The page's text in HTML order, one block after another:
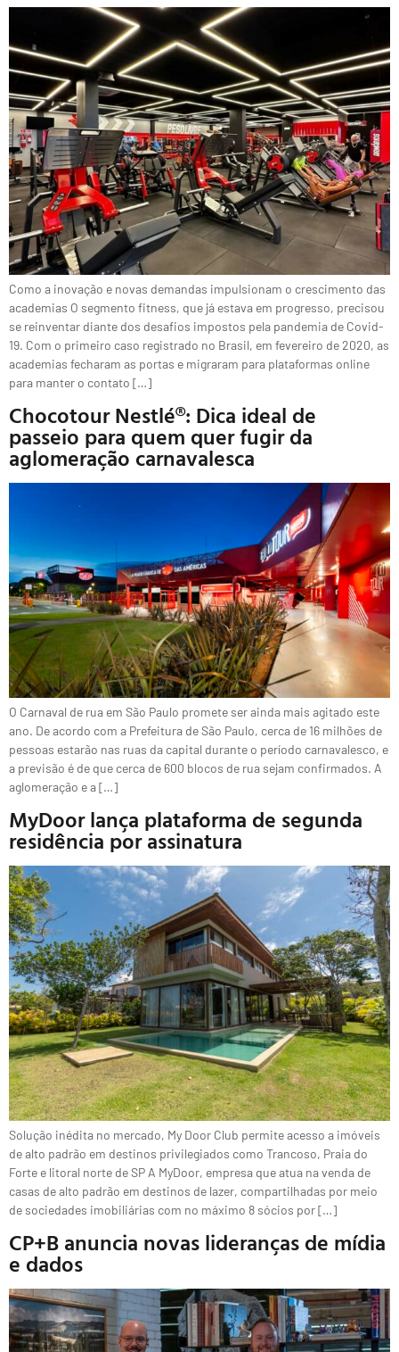
Como a inovação e novas demandas impulsionam o crescimento das
academias O segmento fitness, que já estava em progresso, precisou
se reinventar diante dos desafios impostos pela pandemia de Covid-
19. Com o primeiro caso registrado no Brasil, em fevereiro de 2020, as
academias fecharam as portas e migraram para plataformas online
para manter o contato […]
Chocotour Nestlé®: Dica ideal de
passeio para quem quer fugir da
aglomeração carnavalesca
O Carnaval de rua em São Paulo promete ser ainda mais agitado este
ano. De acordo com a Prefeitura de São Paulo, cerca de 16 milhões de
pessoas estarão nas ruas da capital durante o período carnavalesco, e
a previsão é de que cerca de 600 blocos de rua sejam confirmados. A
aglomeração e a […]
MyDoor lança plataforma de segunda
residência por assinatura
Solução inédita no mercado, My Door Club permite acesso a imóveis
de alto padrão em destinos privilegiados como Trancoso, Praia do
Forte e litoral norte de SP A MyDoor, empresa que atua na venda de
casas de alto padrão em destinos de lazer, compartilhadas por meio
de sociedades imobiliárias com no máximo 8 sócios por […]
CP+B anuncia novas lideranças de mídia
e dados